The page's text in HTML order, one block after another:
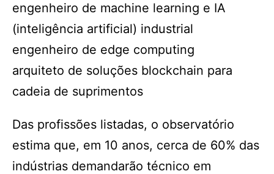
engenheiro de machine learning e IA
(inteligência artificial) industrial
engenheiro de edge computing
arquiteto de soluções blockchain para
cadeia de suprimentos
Das profissões listadas, o observatório
estima que, em 10 anos, cerca de 60% das
indústrias demandarão técnico em